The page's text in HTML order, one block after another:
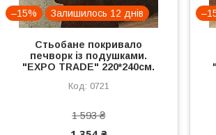
–15% Залишилось 12 днів
Стьобане покривало
печворк із подушками.
"EXPO TRADE" 220*240см.
0721
1 593 ₴